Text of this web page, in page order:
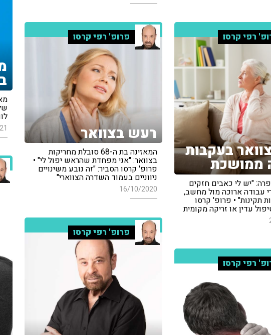
רפי קרסו
בעקבות
ממושכת
"יש לי כאבים חזקים
עבודה ארוכה מול מחשב,
תקינות" • פרופ' קרסו
עדין או זריקה מקומית
פרופ' רפי קרסו
רעש בצוואר
המאזינה בת ה-68 סובלת מחריקות
בצוואר: "אני מפחדת שהראש יפול לי" •
פרופ' קרסו הסביר: "זה נובע משינויים
ניווניים בעמוד השדרה הצווארי"
16/10/2020
פרופ' רפי קרסו
רפי קרסו